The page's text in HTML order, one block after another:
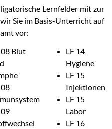
Lernfelder mit zur
Sie im Basis-Unterricht auf
vor:
08 Blut
08
09
LF 14
Hygiene
LF 15
Injektionen
LF 15
Labor
LF 16